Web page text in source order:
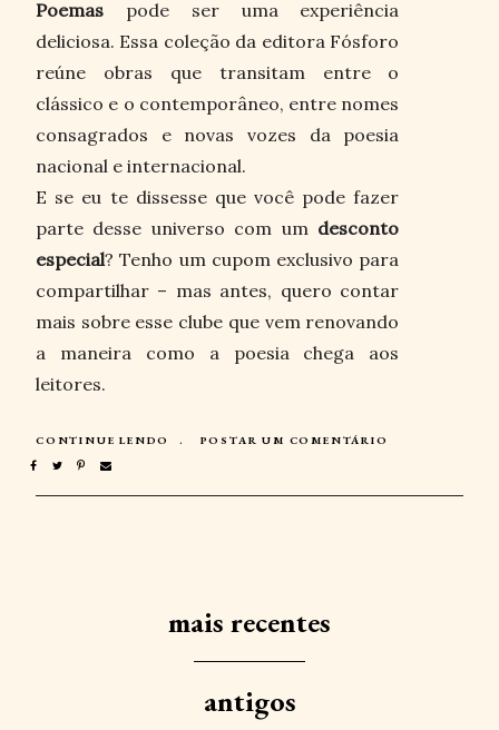
Poemas pode ser uma experiência
deliciosa. Essa coleção da editora Fósforo
reúne obras que transitam entre o
clássico e o contemporâneo, entre nomes
consagrados e novas vozes da poesia
nacional e internacional.
E se eu te dissesse que você pode fazer
parte desse universo com um desconto
especial? Tenho um cupom exclusivo para
compartilhar – mas antes, quero contar
mais sobre esse clube que vem renovando
a maneira como a poesia chega aos
leitores.
CONTINUE LENDO POSTAR UM COMENTÁRIO
mais recentes
antigos